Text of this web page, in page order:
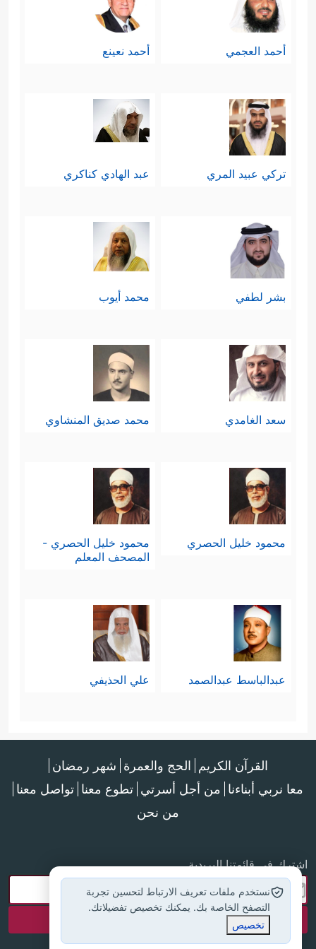
أحمد العجمي أحمد نعينع
تركي عبيد المري عبد الهادي كناكري
بشر لطفي محمد أيوب
سعد الغامدي محمد صديق المنشاوي
محمود خليل الحصري
محمود خليل الحصري -
المصحف المعلم
عبدالباسط عبدالصمد علي الحذيفي
القرآن الكريم الحج والعمرة شهر رمضان
معا نربي أبناءنا من أجل أسرتي تطوع معنا تواصل معنا
من نحن
اشترك في قائمتنا البريدية
نستخدم ملفات تعريف الارتباط لتحسين تجربة
التصفح الخاصة بك. يمكنك تخصيص تفضيلاتك.
تخصيص